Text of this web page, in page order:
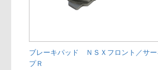
ブレーキパッド ＮＳＸフロント／サー
プＲ